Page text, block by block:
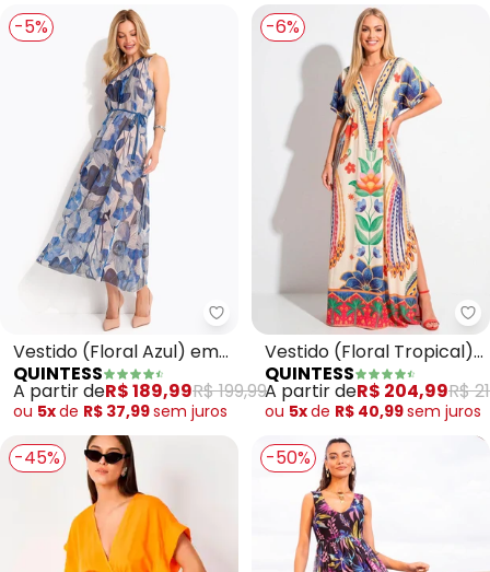
-5%
Quintess - Vestido (Floral Azul)
Vestido (Floral Azul) em
Tule
QUINTESS
A partir deR$ 189,99R$ 199,99
ou 5xde R$ 37,99sem juros
-6%
Vestido (Floral Tropical)
em Malha Fria
QUINTESS
A partir deR$ 204,99R$
ou 5xde R$ 40,99sem juros
-45% -50%